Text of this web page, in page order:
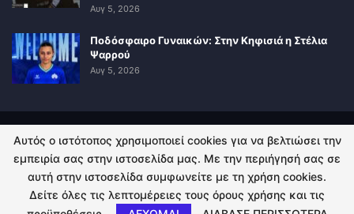
Αυγ 5, 2026
Ποδόσφαιρο Γυναικών: Στην Κηφισιά η Στέλια
Ψαρρού
Αυγ 5, 2026
ΠΟΛΙΤΙΚΗ ΑΠΟΡΡΗΤΟΥ ΕΠΙΚΟΙΝΩΝΙΑ
© 2026 - Kingsport.gr. All Rights Reserved.
Αυτός ο ιστότοπος χρησιμοποιεί cookies για να βελτιώσει την
εμπειρία σας στην ιστοσελίδα μας. Με την περιήγησή σας σε
αυτή στην ιστοσελίδα συμφωνείτε με τη χρήση cookies.
Δείτε όλες τις λεπτομέρειες τους όρους χρήσης και τις